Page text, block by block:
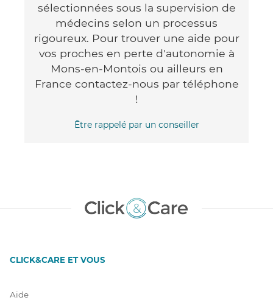
sélectionnées sous la supervision de
médecins selon un processus
rigoureux. Pour trouver une aide pour
vos proches en perte d'autonomie à
Mons-en-Montois ou ailleurs en
France contactez-nous par téléphone
!
Être rappelé par un conseiller
CLICK&CARE ET VOUS
Aide